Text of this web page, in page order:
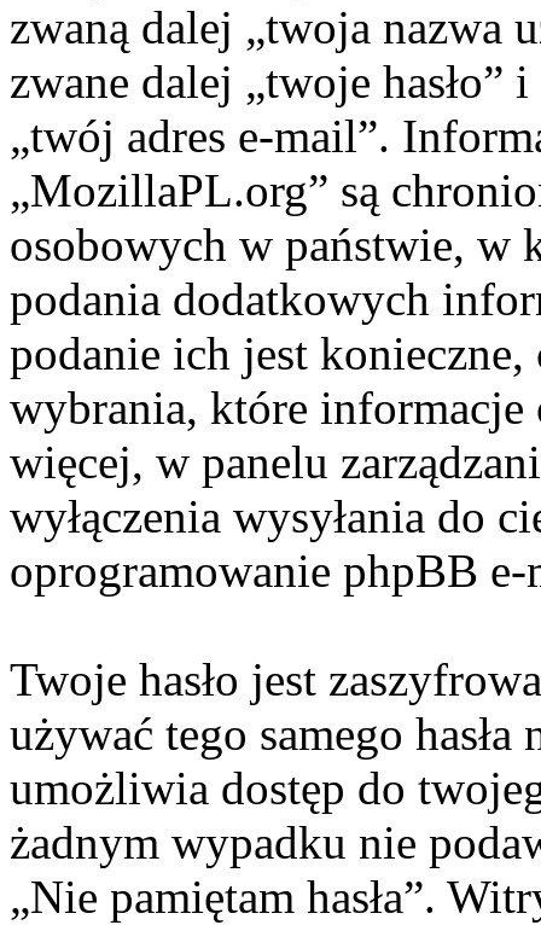
zwaną dalej „twoja nazwa
zwane dalej „twoje
„twój adres e-mail”.
„MozillaPL.org” są
osobowych w państwie, w
podania dodatkowych
podanie ich jest
wybrania, które
więcej, w panelu
wyłączenia wysyłania do
oprogramowanie phpBB
Twoje hasło jest
używać tego samego
umożliwia dostęp do
żadnym wypadku nie
„Nie pamiętam hasła”.